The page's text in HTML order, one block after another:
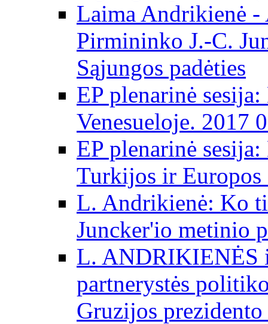
Laima Andrikienė
Pirmininko J.-C.
Sąjungos padėties
EP plenarinė
Venesueloje. 2017
EP plenarinė
Turkijos ir Europos
L. Andrikienė: Ko
Juncker'io metinio
L. ANDRIKIENĖS
partnerystės
Gruzijos